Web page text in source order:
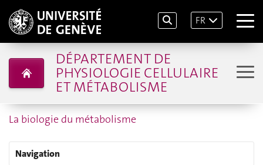
FR
DÉPARTEMENT DE
PHYSIOLOGIE CELLULAIRE
ET MÉTABOLISME
La biologie du métabolisme
Navigation